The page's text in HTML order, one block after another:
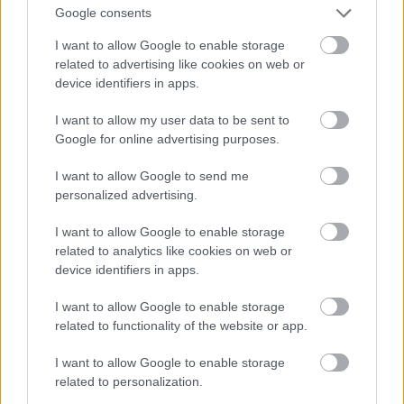
Google consents
I want to allow Google to enable storage
related to advertising like cookies on web or
device identifiers in apps.
I want to allow my user data to be sent to
Google for online advertising purposes.
I want to allow Google to send me
personalized advertising.
I want to allow Google to enable storage
related to analytics like cookies on web or
device identifiers in apps.
I want to allow Google to enable storage
related to functionality of the website or app.
I want to allow Google to enable storage
related to personalization.
Nem kötözködni akarok, de tudnál kicsit pontosabb
Hogyan kell ezt elképzelni? Lesoványodott, beesett
arcú, vitaminhiányos emberekről beszélünk? Ha
igen, akkor (és elnézést, nem leegyszerűsíteni
akarom a kérdést) miért nem veszel nekik enni te?
A ksh egyébként számol ilyen létminimum-
követelményeket, ugye, most egy 2014-es adatot
találtam, azt mondja:
"A létminimum élelmiszerkosarának tartalma
közepes fizikai igénybevétel mellett fedezi a
követelményeknek megfelelő teljes tápanyag-,
vitamin- és ásványianyag-szükségletet, 2400 kcal
2014-ben egy főre havi 23 954 forint volt az